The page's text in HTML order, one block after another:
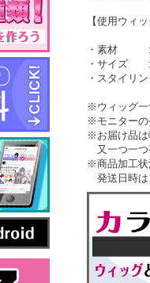
【使用ウィ
・素材 :
・サイズ :
・スタイリ
※ウィッグ一
※モニターの
※お届け品は
又一つ一つ
※商品加工状
発送日時は